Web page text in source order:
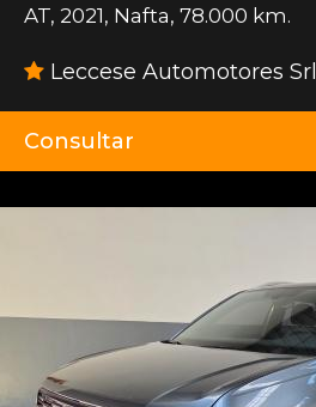
AT, 2021, Nafta, 78.000 km.
Leccese Automotores Srl
Consultar